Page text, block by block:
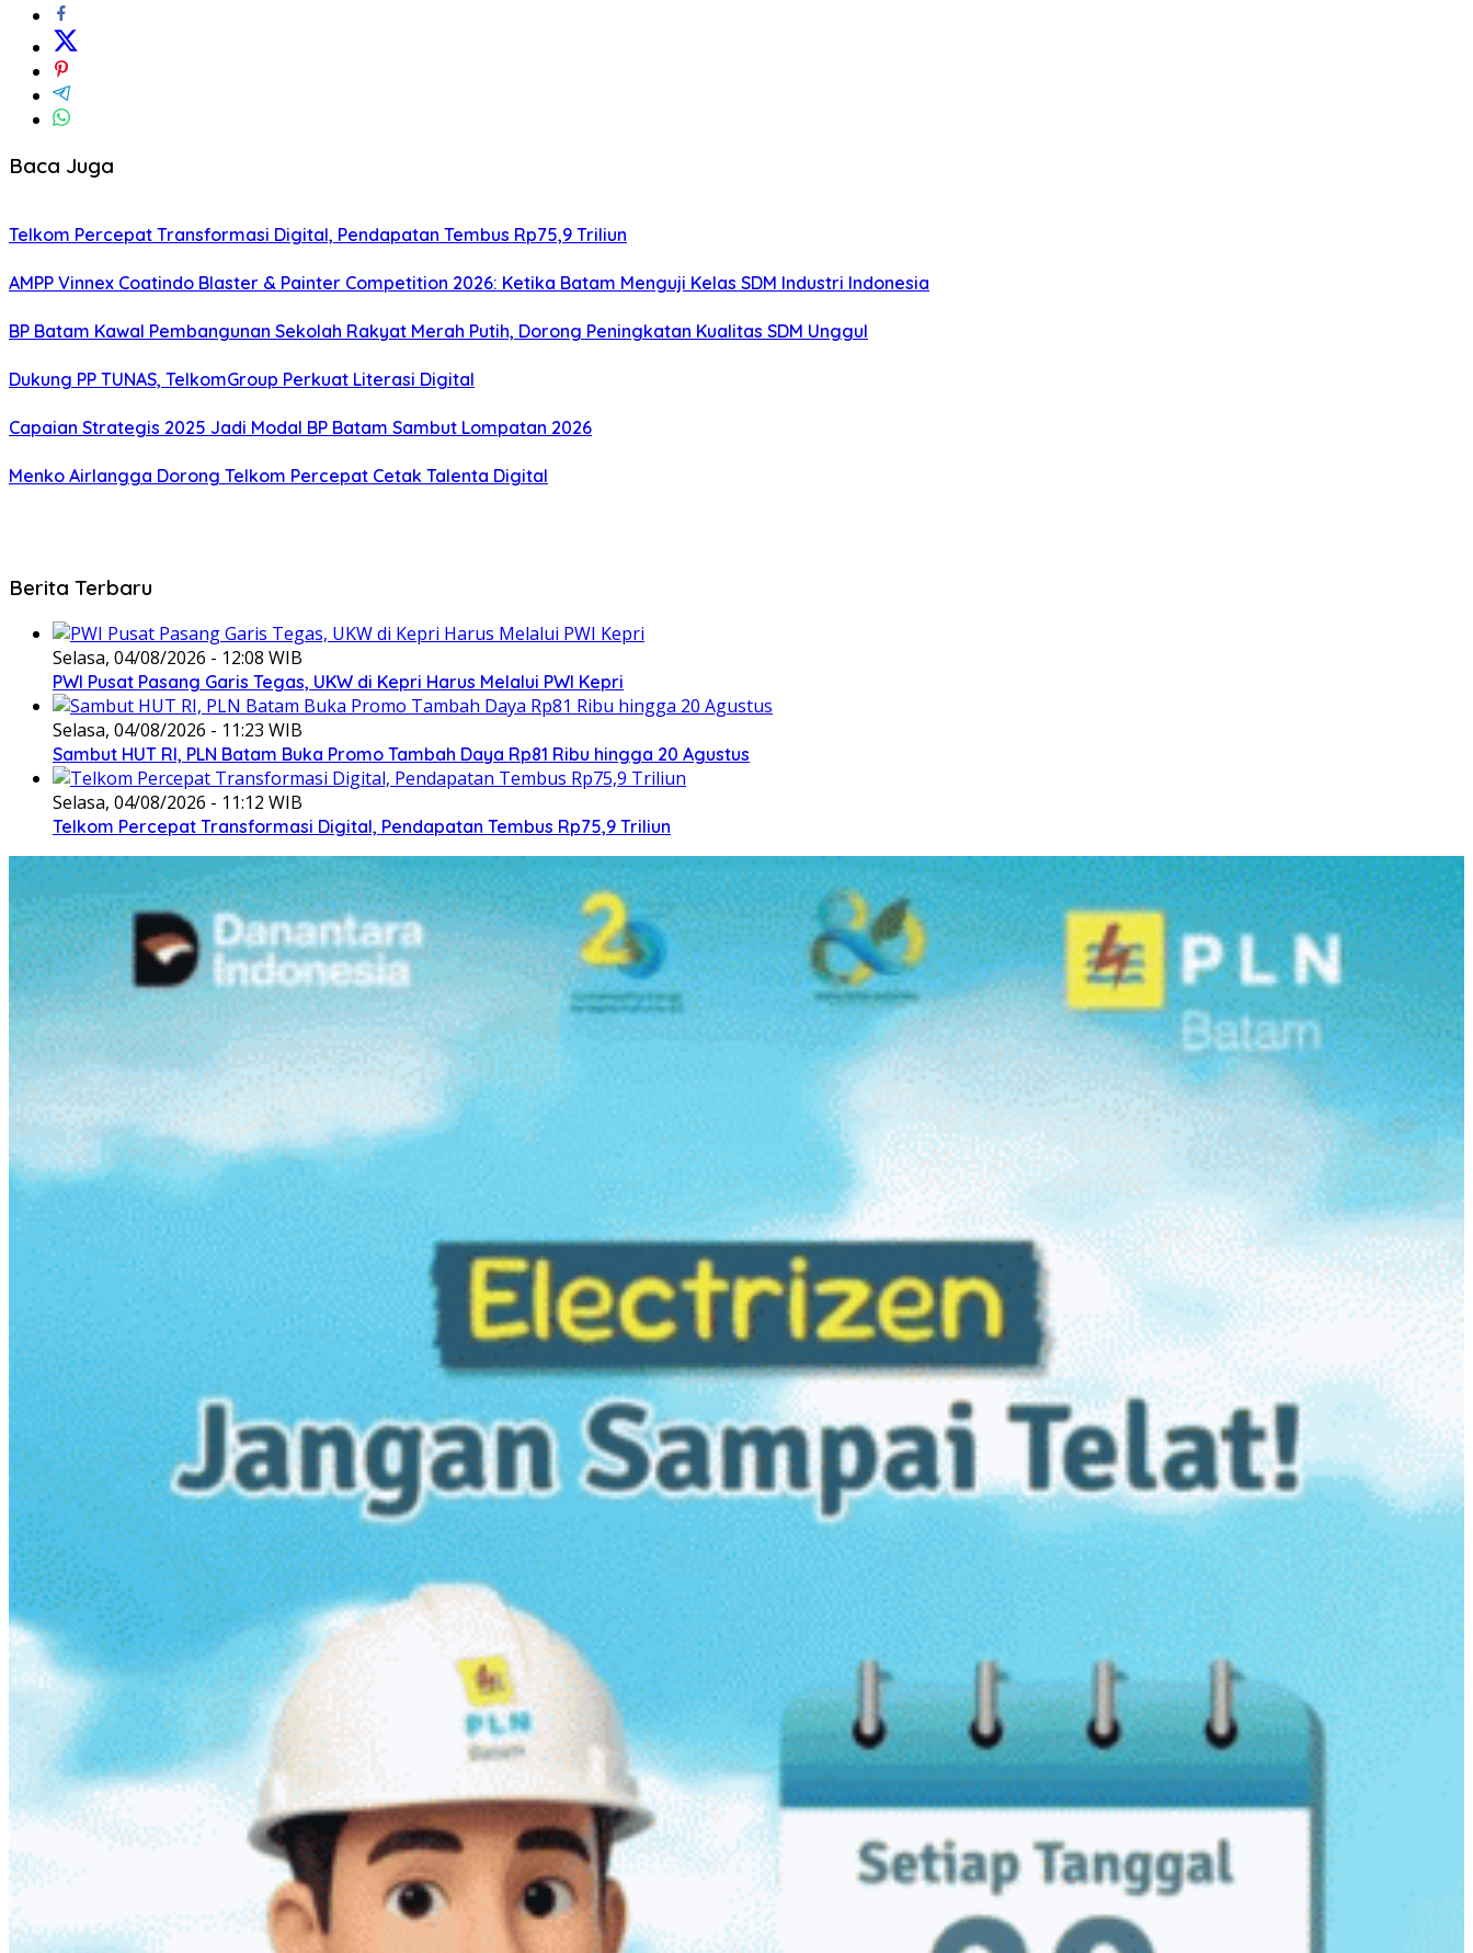
Baca Juga
Telkom Percepat Transformasi Digital, Pendapatan Tembus Rp75,9 Triliun
AMPP Vinnex Coatindo Blaster & Painter Competition 2026: Ketika Batam Menguji Kelas SDM Industri Indonesia
BP Batam Kawal Pembangunan Sekolah Rakyat Merah Putih, Dorong Peningkatan Kualitas SDM Unggul
Dukung PP TUNAS, TelkomGroup Perkuat Literasi Digital
Capaian Strategis 2025 Jadi Modal BP Batam Sambut Lompatan 2026
Menko Airlangga Dorong Telkom Percepat Cetak Talenta Digital
Berita Terbaru
Selasa, 04/08/2026 - 12:08 WIB
PWI Pusat Pasang Garis Tegas, UKW di Kepri Harus Melalui PWI Kepri
Selasa, 04/08/2026 - 11:23 WIB
Sambut HUT RI, PLN Batam Buka Promo Tambah Daya Rp81 Ribu hingga 20 Agustus
Selasa, 04/08/2026 - 11:12 WIB
Telkom Percepat Transformasi Digital, Pendapatan Tembus Rp75,9 Triliun